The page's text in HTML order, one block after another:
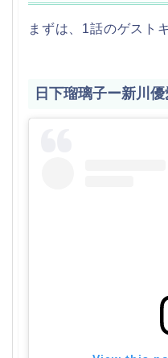
まずは、1話のゲスト
日下瑠璃子ー新川優